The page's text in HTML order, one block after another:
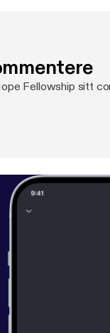
Fellowship sitt